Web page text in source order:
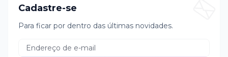
Cadastre-se
Para ficar por dentro das últimas novidades.